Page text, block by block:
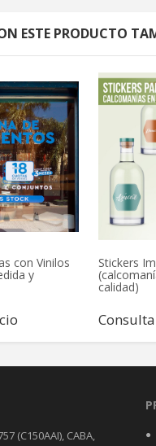
ESTE PRODUCTO
con Vinilos
y
Stickers
calidad)
(C150AAI), CABA,